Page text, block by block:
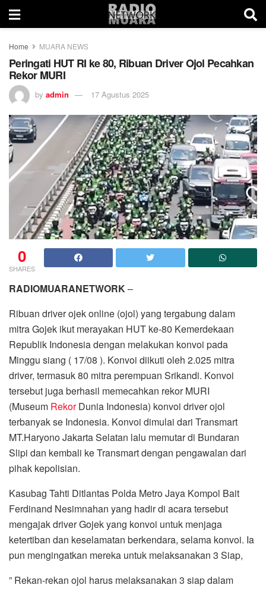
Home MUARA NEWS
Peringati HUT RI ke 80, Ribuan Driver Ojol Pecahkan
Rekor MURI
by admin 17 Agustus 2025
0
SHARES
RADIOMUARANETWORK–
Ribuan driver ojek online (ojol) yang tergabung dalam
mitra Gojek ikut merayakan HUT ke-80 Kemerdekaan
Republik Indonesia dengan melakukan konvoi pada
Minggu siang ( 17/08 ). Konvoi diikuti oleh 2.025 mitra
driver, termasuk 80 mitra perempuan Srikandi. Konvoi
tersebut juga berhasil memecahkan rekor MURI
(Museum RekorDunia Indonesia) konvoi driver ojol
terbanyak se Indonesia. Konvoi dimulai dari Transmart
MT.Haryono Jakarta Selatan lalu memutar di Bundaran
Slipi dan kembali ke Transmart dengan pengawalan dari
pihak kepolisian.
Kasubag Tahti Ditlantas Polda Metro Jaya Kompol Bait
Ferdinand Nesimnahan yang hadir di acara tersebut
mengajak driver Gojek yang konvoi untuk menjaga
ketertiban dan keselamatan berkendara, selama konvoi. Ia
pun mengingatkan mereka untuk melaksanakan 3 Siap,
” Rekan-rekan ojol harus melaksanakan 3 siap dalam